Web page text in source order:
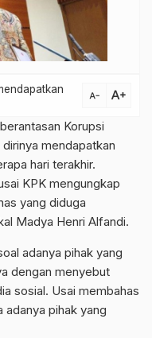
text_decrease text_increase
Korupsi
mendapatkan
hari terakhir.
KPK mengungkap
yang diduga
Madya Henri Alfandi.
adanya pihak yang
dengan menyebut
sosial. Usai membahas
adanya pihak yang